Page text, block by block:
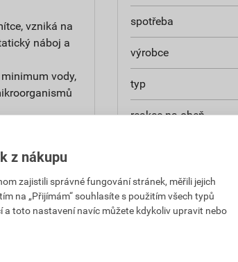
vzniká na
náboj a
vody,
léta v
č.
spotřeba
výrobce
typ
reakce na oheň
teplota zpracování
hmotnost
z nákupu
zajistili správné fungování stránek, měřili jejich
na „Přijímám“ souhlasíte s použitím všech typů
toto nastavení navíc můžete kdykoliv upravit nebo